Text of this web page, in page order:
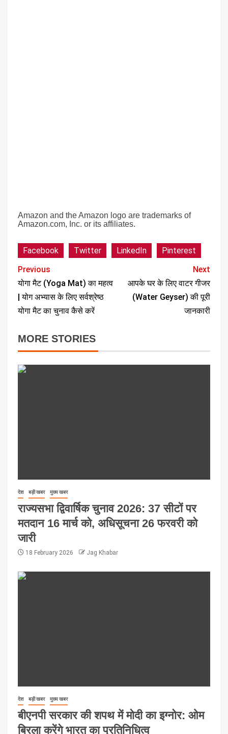
Amazon and the Amazon logo are trademarks of
Amazon.com, Inc. or its affiliates.
Facebook Twitter LinkedIn
Pinterest
Previous
योगा मैट (Yoga Mat) का महत्व
| योग अभ्यास के लिए सर्वश्रेष्ठ
योगा मैट का चुनाव कैसे करें
Next
आपके घर के लिए वाटर गीजर
(Water Geyser) की पूरी
जानकारी
MORE STORIES
देश बड़ी खबर मुख्य खबर
राज्यसभा द्विवार्षिक चुनाव 2026: 37 सीटों पर
मतदान 16 मार्च को, अधिसूचना 26 फरवरी को
जारी
18 February 2026 Jag Khabar
देश बड़ी खबर मुख्य खबर
बीएनपी सरकार की शपथ में मोदी का इग्नोर: ओम
बिरला करेंगे भारत का प्रतिनिधित्व